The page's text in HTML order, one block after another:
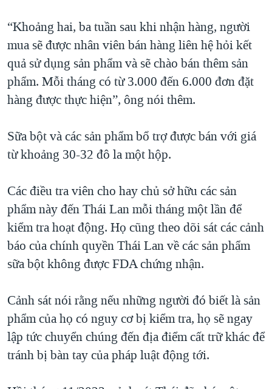
“Khoảng hai, ba tuần sau khi nhận hàng, người
mua sẽ được nhân viên bán hàng liên hệ hỏi kết
quả sử dụng sản phẩm và sẽ chào bán thêm sản
phẩm. Mỗi tháng có từ 3.000 đến 6.000 đơn đặt
hàng được thực hiện”, ông nói thêm.
Sữa bột và các sản phẩm bổ trợ được bán với giá
từ khoảng 30-32 đô la một hộp.
Các điều tra viên cho hay chủ sở hữu các sản
phẩm này đến Thái Lan mỗi tháng một lần để
kiểm tra hoạt động. Họ cũng theo dõi sát các cảnh
báo của chính quyền Thái Lan về các sản phẩm
sữa bột không được FDA chứng nhận.
Cảnh sát nói rằng nếu những người đó biết là sản
phẩm của họ có nguy cơ bị kiểm tra, họ sẽ ngay
lập tức chuyển chúng đến địa điểm cất trữ khác để
tránh bị bàn tay của pháp luật động tới.